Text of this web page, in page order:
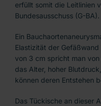
erfüllt somit die Leitlinien
Bundesausschuss (G-BA).
Ein
Elastizität der
von 3 cm spricht man
das Alter, hoher
können deren Entstehen
Das Tückische an dieser